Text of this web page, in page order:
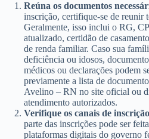
Reúna os documentos
inscrição, certifique-se de reunir
Geralmente, isso inclui o RG,
atualizado, certidão de
de renda familiar. Caso sua
deficiência ou idosos,
médicos ou declarações podem
previamente a lista de
Avelino – RN no site oficial ou
atendimento autorizados.
Verifique os canais de
parte das inscrições pode ser
plataformas digitais do governo